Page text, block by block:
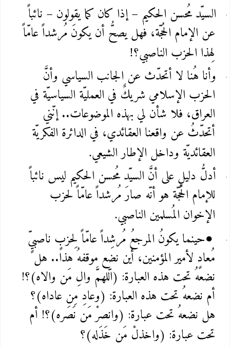
السيّد مُحسن الحكيم – إذا كان كما يقولون – نائباً
عن الإمام الحُجّة، فهل يصحُّ أن يكونَ مُرشداً عامّاً
لِهذا الحزب الناصبي؟!
وأنا هُنا لا أتحدّث عن الجانب السياسي وأنَّ
الحزب الإسلامي شريكٌ في العمليّة السياسيّة في
العراق، فلا شأن لي بهذه الموضوعات.. إنّني
أتحدّثُ عن واقعنا العقائدي، في الدائرة الفكريّة
العقائديّة وداخل الإطار الشيعي.
أدلُّ دليلٍ على أنَّ السيّد مُحسن الحكيم ليس نائباً
للإمام الحُجّة هو أنّه صارَ مُرشداً عامّاً لحزب
الإخوان المُسلمين الناصبي.
●حينما يكونُ المرجعُ مُرشِداً عامّاً لِحزبٍ ناصبيٍّ
مُعادٍ لأمير المؤمنين، أين نضع موقفهُ هذا.. هل
نضعهُ تحت هذه العبارة: (الّلهمَّ والِ مَن والاه)؟!
أم نضعهُ تحت هذه العبارة: (وعادِ مِن عاداه)؟
هل نضعهُ تحت عبارة: (وانصرْ مَن نَصَره)؟! أم
تحت عبارة: (واخذلْ مَن خَذَله)؟